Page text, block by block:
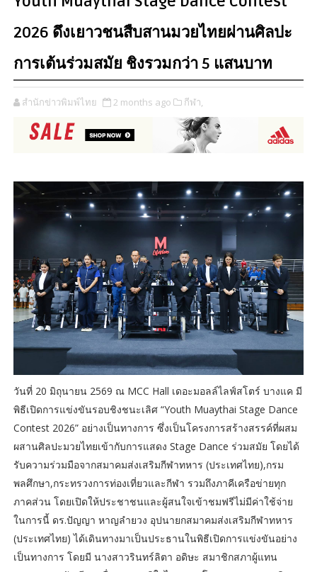
2026 ดึงเยาวชนสืบสานมวยไทยผ่านศิลปะ
การเต้นร่วมสมัย ชิงรวมกว่า 5 แสนบาท
สำนักข่าวพิมพ์ไทย 2 months ago กีฬา,
วันที่ 20 มิถุนายน 2569 ณ MCC Hall เดอะมอลล์ไลฟ์สโตร์ บางแค มี
พิธีเปิดการแข่งขันรอบชิงชนะเลิศ “Youth Muaythai Stage Dance
Contest 2026” อย่างเป็นทางการ ซึ่งเป็นโครงการสร้างสรรค์ที่ผสม
ผสานศิลปะมวยไทยเข้ากับการแสดง Stage Dance ร่วมสมัย โดยได้
รับความร่วมมือจากสมาคมส่งเสริมกีฬาทหาร (ประเทศไทย),กรม
พลศึกษา,กระทรวงการท่องเที่ยวและกีฬา รวมถึงภาคีเครือข่ายทุก
ภาคส่วน โดยเปิดให้ประชาชนและผู้สนใจเข้าชมฟรีไม่มีค่าใช้จ่าย
ในการนี้ ดร.ปัญญา หาญลำยวง อุปนายกสมาคมส่งเสริมกีฬาทหาร
(ประเทศไทย) ได้เดินทางมาเป็นประธานในพิธีเปิดการแข่งขันอย่าง
เป็นทางการ โดยมี นางสาวรินทร์ลิตา อดิษะ สมาชิกสภาผู้แทน